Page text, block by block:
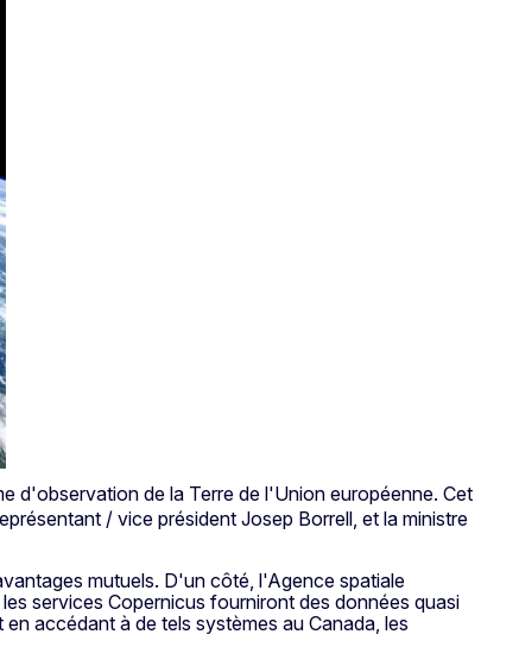
d'observation de la Terre de l'Union européenne. Cet
/ vice président Josep Borrell, et la ministre
mutuels. D'un côté, l'Agence spatiale
services Copernicus fourniront des données quasi
accédant à de tels systèmes au Canada, les